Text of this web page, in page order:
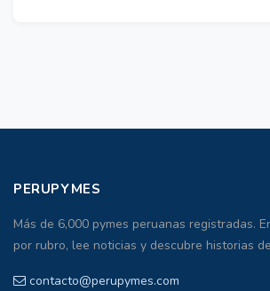
PERUPYMES
Más de 6,000 pymes peruanas registradas.
por rubro, lee noticias y descubre historias
contacto@perupymes.com